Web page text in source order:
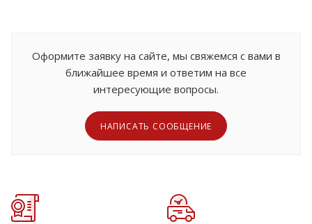
Оформите заявку на сайте, мы свяжемся с вами в
ближайшее время и ответим на все
интересующие вопросы.
НАПИСАТЬ СООБЩЕНИЕ